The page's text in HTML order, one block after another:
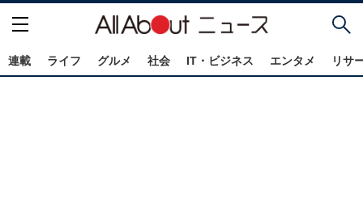
連載 ライフ グルメ 社会 IT・ビジネス エンタメ リサ